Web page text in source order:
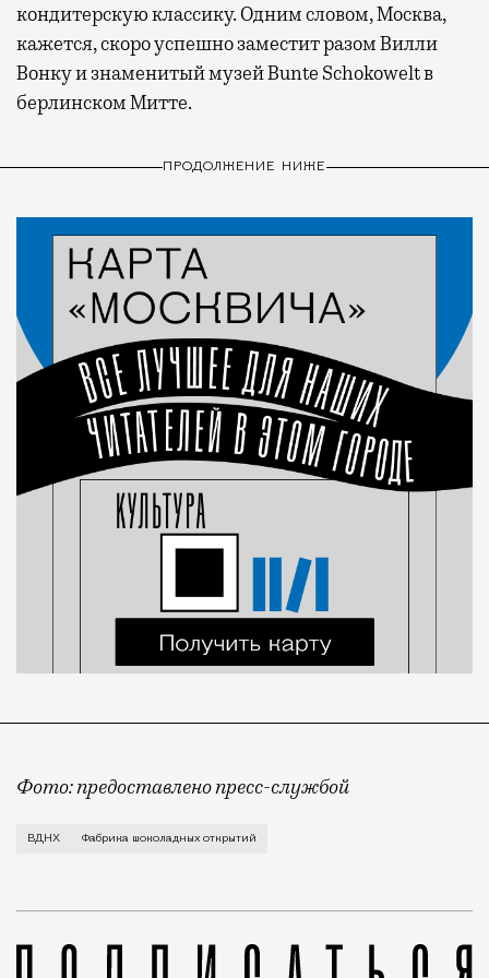
кондитерскую классику. Одним словом, Москва,
кажется, скоро успешно заместит разом Вилли
Вонку и знаменитый музей Bunte Schokowelt в
берлинском Митте.
ПРОДОЛЖЕНИЕ НИЖЕ
Фото: предоставлено пресс-службой
Все желающие набрать калорий к зиме под
ВДНХ Фабрика шоколадных открытий